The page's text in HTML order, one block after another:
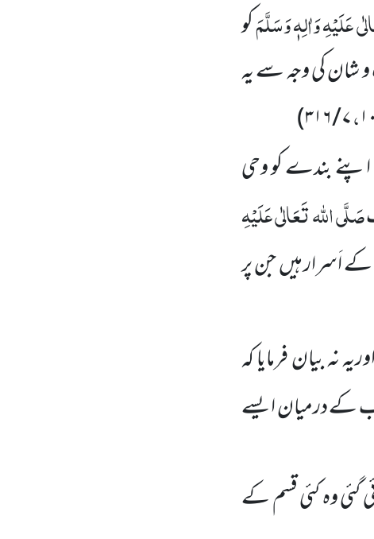
عَلَیْہِوَاٰلِہٖ وَسَلَّمَکو
شان کی وجہ سے یہ
۱۰،۷ / ۳۱۶
)
بندے کو وحی
صَلَّی اللہ تَعَالٰی عَلَیْہِ
کے اَسرار ہیں جن پر
نہ بیان فرمایا کہ
کے درمیان ایسے
گئی وہ کئی قسم کے